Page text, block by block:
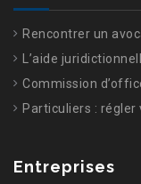
Rencontrer un
L’aide
Commission
Particuliers :
Entreprises